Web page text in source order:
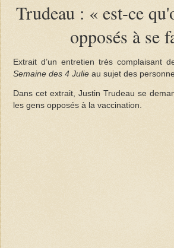
Trudeau : « est-ce
opposés à se
Extrait d’un entretien très complaisant
Semaine des 4 Julie au sujet des
Dans cet extrait, Justin Trudeau se
les gens opposés à la vaccination.